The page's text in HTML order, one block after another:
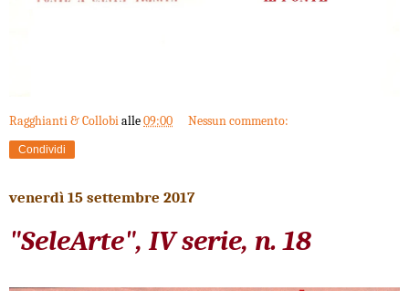
Ragghianti & Collobialle09:00 Nessun commento:
Condividi
venerdì 15 settembre 2017
"SeleArte", IV serie, n. 18